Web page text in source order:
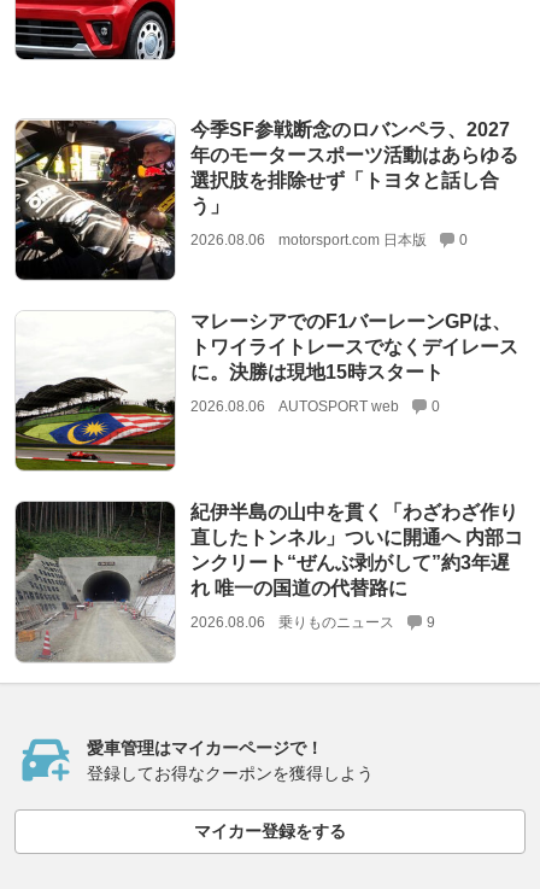
今季SF参戦断念のロバンペラ、2027
年のモータースポーツ活動はあらゆる
選択肢を排除せず「トヨタと話し合
う」
2026.08.06 motorsport.com 日本版 0
マレーシアでのF1バーレーンGPは、
トワイライトレースでなくデイレース
に。決勝は現地15時スタート
2026.08.06 AUTOSPORT web 0
紀伊半島の山中を貫く「わざわざ作り
直したトンネル」ついに開通へ 内部コ
ンクリート“ぜんぶ剥がして”約3年遅
れ 唯一の国道の代替路に
2026.08.06 乗りものニュース 9
愛車管理はマイカーページで！
登録してお得なクーポンを獲得しよう
マイカー登録をする